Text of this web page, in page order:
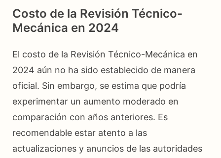
Costo de la Revisión Técnico-
Mecánica en 2024
El costo de la Revisión Técnico-Mecánica en
2024 aún no ha sido establecido de manera
oficial. Sin embargo, se estima que podría
experimentar un aumento moderado en
comparación con años anteriores. Es
recomendable estar atento a las
actualizaciones y anuncios de las autoridades